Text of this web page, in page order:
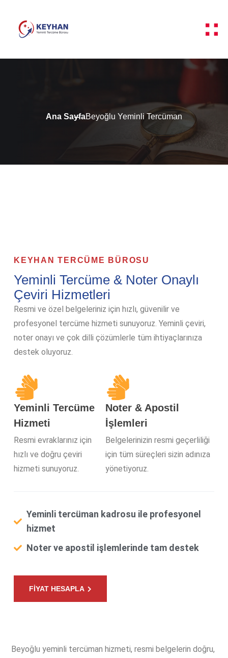
Ana SayfaBeyoğlu Yeminli Tercüman
KEYHAN TERCÜME BÜROSU
Yeminli Tercüme & Noter Onaylı
Çeviri Hizmetleri
Resmi ve özel belgeleriniz için hızlı, güvenilir ve
profesyonel tercüme hizmeti sunuyoruz. Yeminli çeviri,
noter onayı ve çok dilli çözümlerle tüm ihtiyaçlarınıza
destek oluyoruz.
Yeminli Tercüme
Hizmeti
Resmi evraklarınız için
hızlı ve doğru çeviri
hizmeti sunuyoruz.
Noter & Apostil
İşlemleri
Belgelerinizin resmi geçerliliği
için tüm süreçleri sizin adınıza
yönetiyoruz.
Yeminli tercüman kadrosu ile profesyonel
hizmet
Noter ve apostil işlemlerinde tam destek
FİYAT HESAPLA
Beyoğlu yeminli tercüman hizmeti, resmi belgelerin doğru,